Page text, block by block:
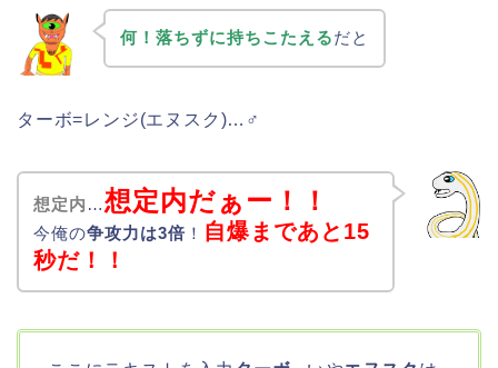
何！落ちずに持ちこたえるだと
ターボ=レンジ(エヌスク)…♂
想定内 …想定内だぁー！！
今俺の争攻力は3倍 ！ 自爆まであと15
秒だ！！